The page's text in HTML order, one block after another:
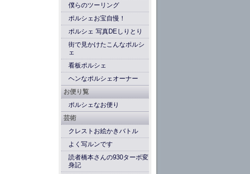
僕らのツーリング
ポルシェお宝自慢！
ポルシェ 写真DEしりとり
街で見かけたこんなポルシ
ェ
看板ポルシェ
ヘンなポルシェオーナー
お便り覧
ポルシェなお便り
芸術
クレストお絵かきバトル
よく写ルンです
読者橋本さんの930ターボ変
身記